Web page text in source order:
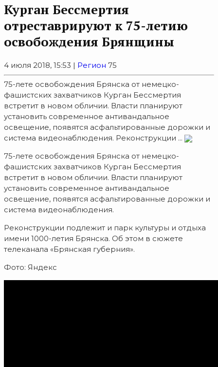
Курган Бессмертия
отреставрируют к 75-летию
освобождения Брянщины
4 июля 2018, 15:53 | Регион 75
75-лете освобождения Брянска от немецко-
фашистских захватчиков Курган Бессмертия
встретит в новом обличии. Власти планируют
установить современное антивандальное
освещение, появятся асфальтированные дорожки и
система видеонаблюдения. Реконструкции ...
75-лете освобождения Брянска от немецко-
фашистских захватчиков Курган Бессмертия
встретит в новом обличии. Власти планируют
установить современное антивандальное
освещение, появятся асфальтированные дорожки и
система видеонаблюдения.
Реконструкции подлежит и парк культуры и отдыха
имени 1000-летия Брянска. Об этом в сюжете
телеканала «Брянская губерния».
Фото: Яндекс